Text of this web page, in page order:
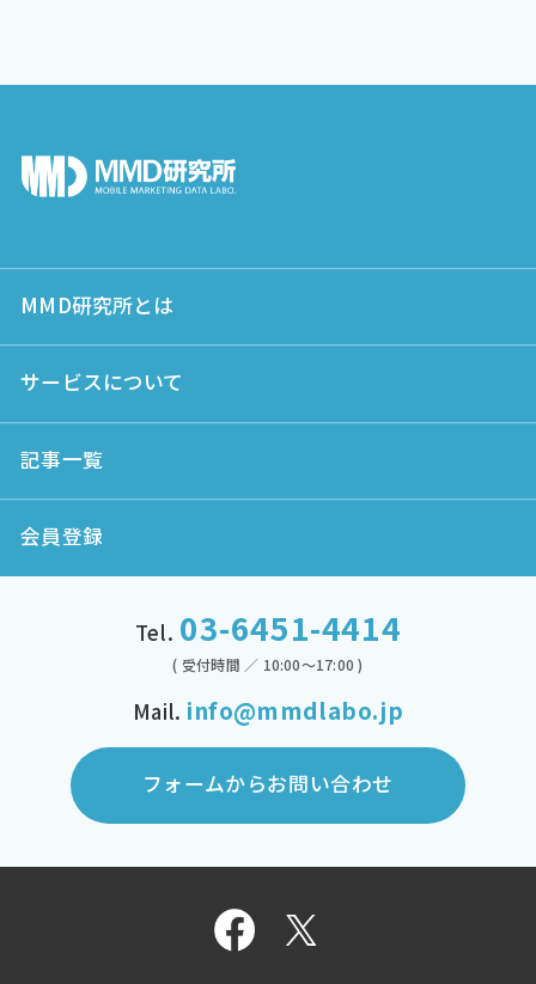
MMD研究所とは
サービスについて
記事一覧
会員登録
Tel. 03-6451-4414
( 受付時間 ／ 10:00～17:00 )
Mail. info@mmdlabo.jp
フォームからお問い合わせ